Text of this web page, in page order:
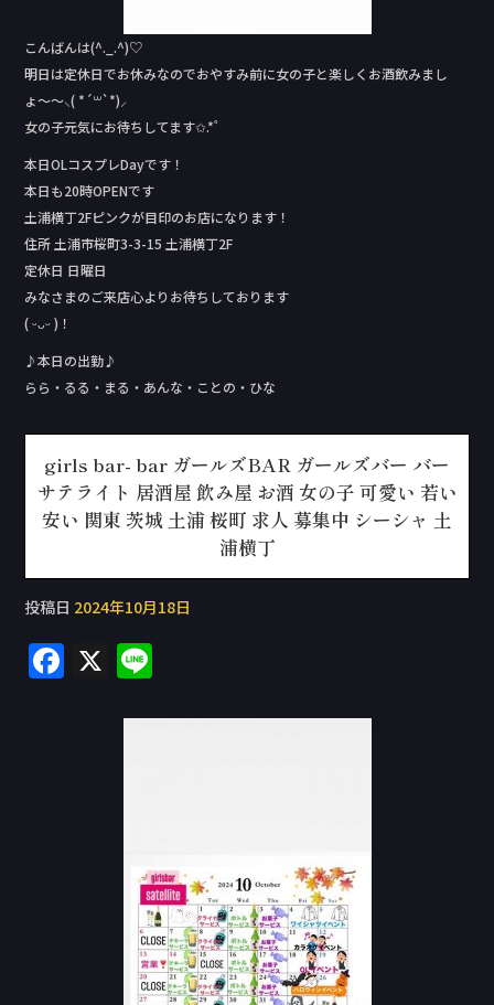
こんばんは(^._.^)♡
明日は定休日でお休みなのでおやすみ前に女の子と楽しくお酒飲みまし
ょ〜〜⸜( *´꒳`*)⸝
女の子元気にお待ちしてます✩.*˚
本日OLコスプレDay‬です！
本日も20時OPENです
土浦横丁2Fピンクが目印のお店になります！
住所 土浦市桜町3-3-15 土浦横丁2F
定休日 日曜日
みなさまのご来店心よりお待ちしております
( ᵕᴗᵕ )！
♪本日の出勤♪
らら・るる・まる・あんな・ことの・ひな
girls bar- bar ガールズBAR ガールズバー バー
サテライト 居酒屋 飲み屋 お酒 女の子 可愛い 若い
安い 関東 茨城 土浦 桜町 求人 募集中 シーシャ 土
浦横丁
投稿日 2024年10月18日
F X
e